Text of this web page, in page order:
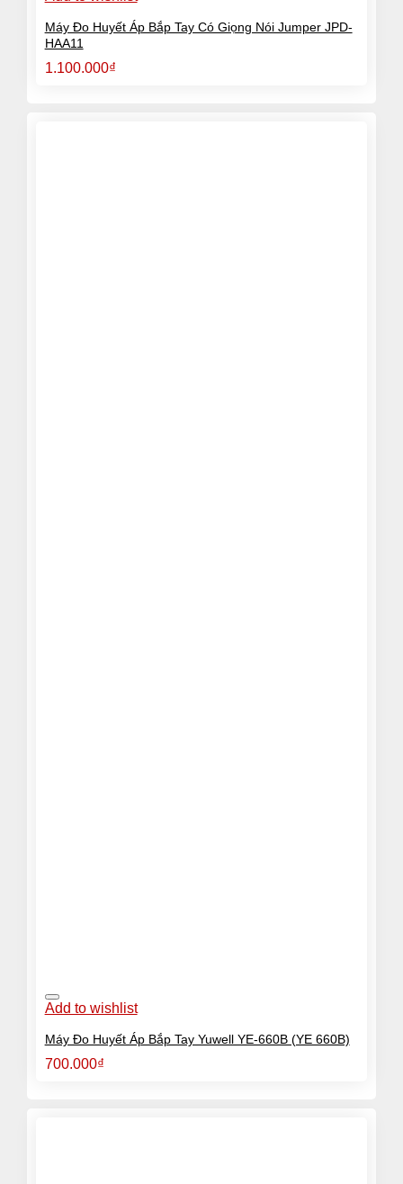
Máy Đo Huyết Áp Bắp Tay Có Giọng Nói Jumper JPD-
HAA11
1.100.000₫
Add to wishlist
Máy Đo Huyết Áp Bắp Tay Yuwell YE-660B (YE 660B)
700.000₫